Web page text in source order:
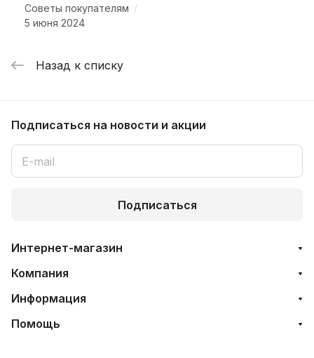
Советы покупателям /
5 июня 2024
Назад к списку
Подписаться на новости и акции
Подписаться
Интернет-магазин
Компания
Информация
Помощь